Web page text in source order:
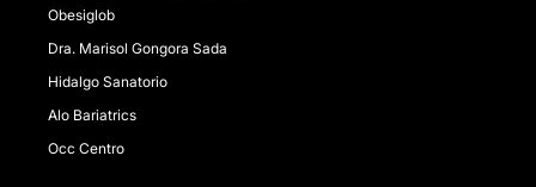
Obesiglob
Dra. Marisol Gongora Sada
Hidalgo Sanatorio
Alo Bariatrics
Occ Centro